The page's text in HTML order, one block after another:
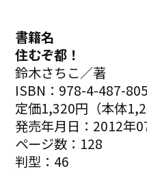
書籍名
住むぞ都！
鈴木さちこ／著
ISBN：978-4-487-
定価1,320円（本体
発売年月日：2012年
ページ数：128
判型：46